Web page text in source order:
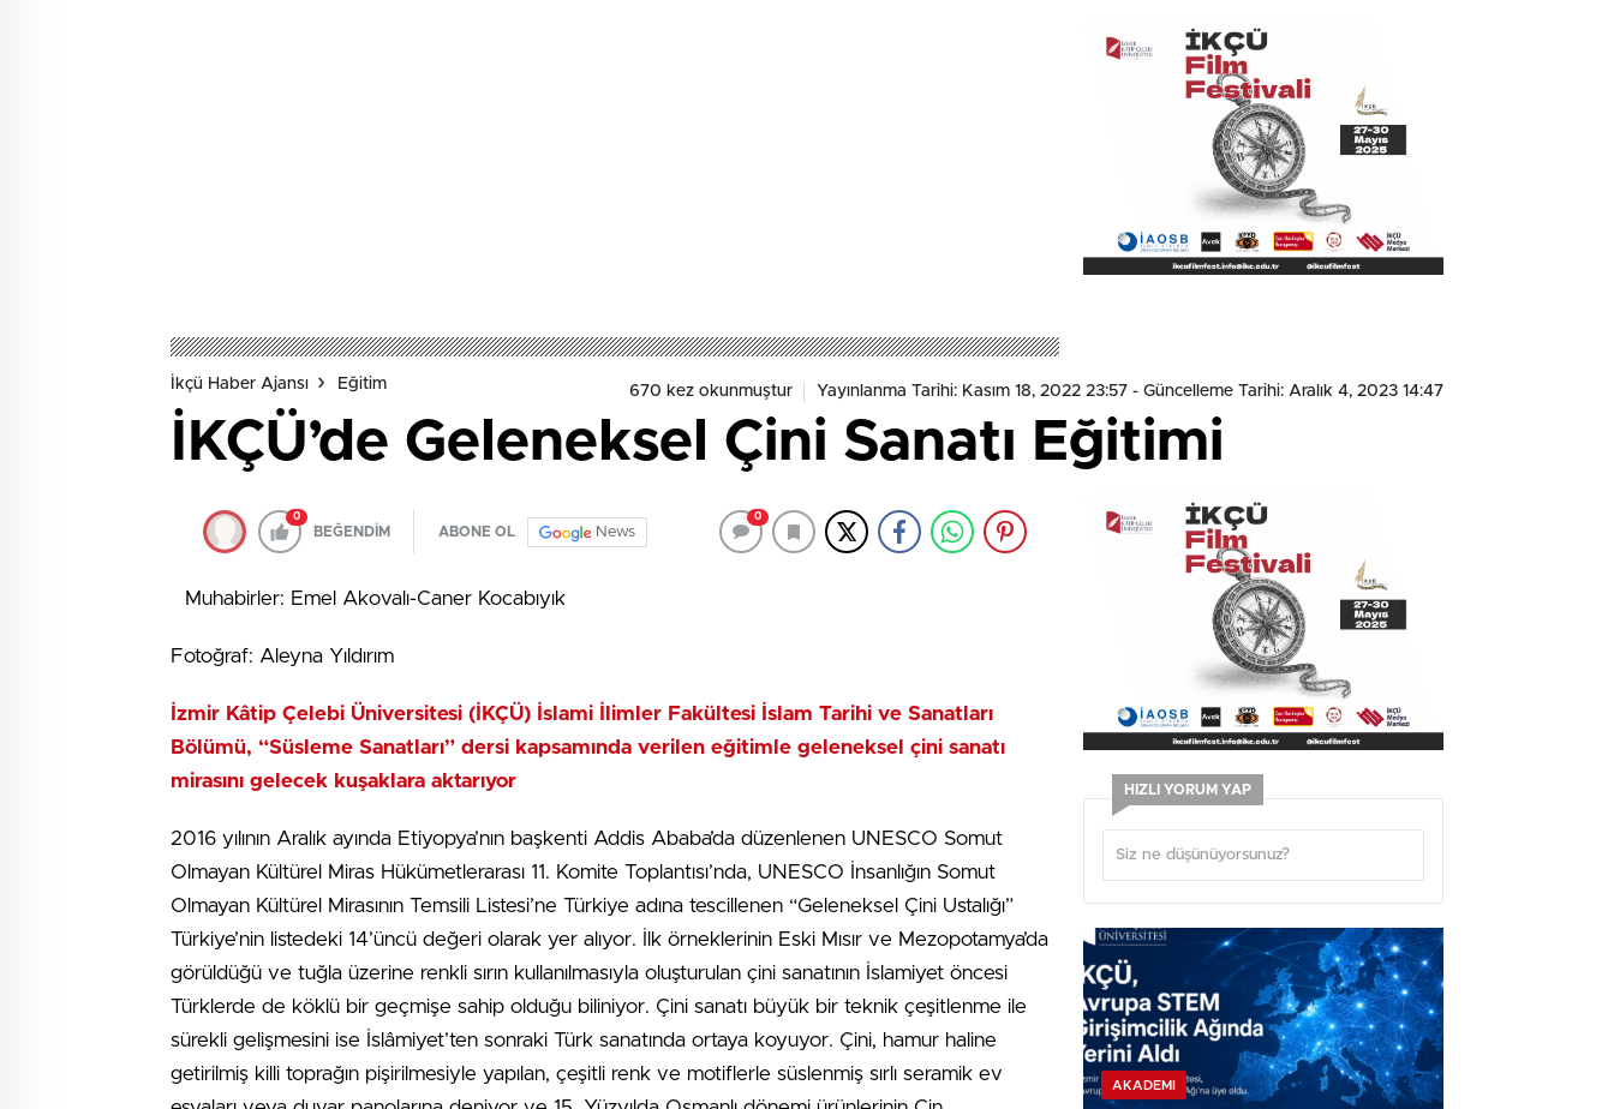
İkçü Haber Ajansı Eğitim 670 kez okunmuştur Yayınlanma Tarihi: Kasım 18, 2022 23:57 - Güncelleme Tarihi: Aralık 4, 2023 14:47
İKÇÜ’de Geleneksel Çini Sanatı Eğitimi
0
BEĞENDİM ABONE OL News
0
Muhabirler: Emel Akovalı-Caner Kocabıyık
Fotoğraf: Aleyna Yıldırım
İzmir Kâtip Çelebi Üniversitesi (İKÇÜ) İslami İlimler Fakültesi İslam Tarihi ve Sanatları
Bölümü, “Süsleme Sanatları” dersi kapsamında verilen eğitimle geleneksel çini sanatı
mirasını gelecek kuşaklara aktarıyor
2016 yılının Aralık ayında Etiyopya’nın başkenti Addis Ababa’da düzenlenen UNESCO Somut
Olmayan Kültürel Miras Hükümetlerarası 11. Komite Toplantısı’nda, UNESCO İnsanlığın Somut
Olmayan Kültürel Mirasının Temsili Listesi’ne Türkiye adına tescillenen “Geleneksel Çini Ustalığı”
Türkiye’nin listedeki 14’üncü değeri olarak yer alıyor. İlk örneklerinin Eski Mısır ve Mezopotamya’da
görüldüğü ve tuğla üzerine renkli sırın kullanılmasıyla oluşturulan çini sanatının İslamiyet öncesi
Türklerde de köklü bir geçmişe sahip olduğu biliniyor. Çini sanatı büyük bir teknik çeşitlenme ile
sürekli gelişmesini ise İslâmiyet’ten sonraki Türk sanatında ortaya koyuyor. Çini, hamur haline
getirilmiş killi toprağın pişirilmesiyle yapılan, çeşitli renk ve motiflerle süslenmiş sırlı seramik ev
HIZLI YORUM YAP
AKADEMI